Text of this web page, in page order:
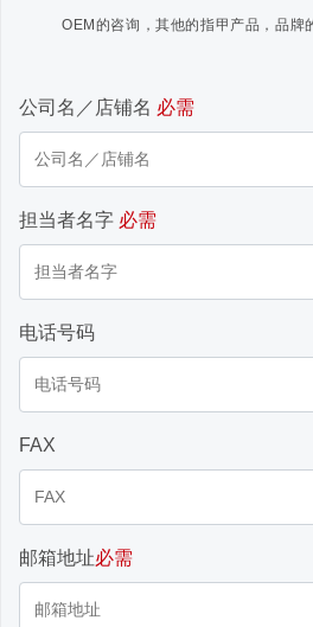
OEM的咨询，其他的指甲产品，品牌
公司名／店铺名 必需
担当者名字 必需
电话号码
FAX
邮箱地址必需